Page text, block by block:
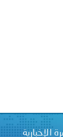
الإخبارية